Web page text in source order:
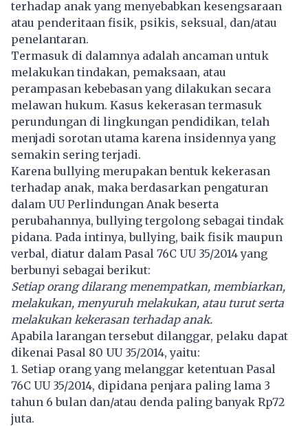
terhadap anak yang menyebabkan kesengsaraan
atau penderitaan fisik, psikis, seksual, dan/atau
penelantaran.
Termasuk di dalamnya adalah ancaman untuk
melakukan tindakan, pemaksaan, atau
perampasan kebebasan yang dilakukan secara
melawan hukum. Kasus kekerasan termasuk
perundungan di lingkungan pendidikan, telah
menjadi sorotan utama karena insidennya yang
semakin sering terjadi.
Karena bullying merupakan bentuk kekerasan
terhadap anak, maka berdasarkan pengaturan
dalam UU Perlindungan Anak beserta
perubahannya, bullying tergolong sebagai tindak
pidana. Pada intinya, bullying, baik fisik maupun
verbal, diatur dalam Pasal 76C UU 35/2014 yang
berbunyi sebagai berikut:
Setiap orang dilarang menempatkan, membiarkan,
melakukan, menyuruh melakukan, atau turut serta
melakukan kekerasan terhadap anak.
Apabila larangan tersebut dilanggar, pelaku dapat
dikenai Pasal 80 UU 35/2014, yaitu:
1. Setiap orang yang melanggar ketentuan Pasal
76C UU 35/2014, dipidana penjara paling lama 3
tahun 6 bulan dan/atau denda paling banyak Rp72
juta.